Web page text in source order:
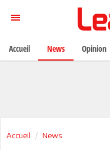
Accueil News
Accueil News Opinion